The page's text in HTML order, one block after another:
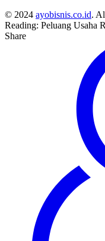
© 2024 ayobisnis.co.id.
Reading: Peluang Usaha
Share